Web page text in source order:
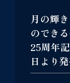
月の輝
のでき
25周年
日より